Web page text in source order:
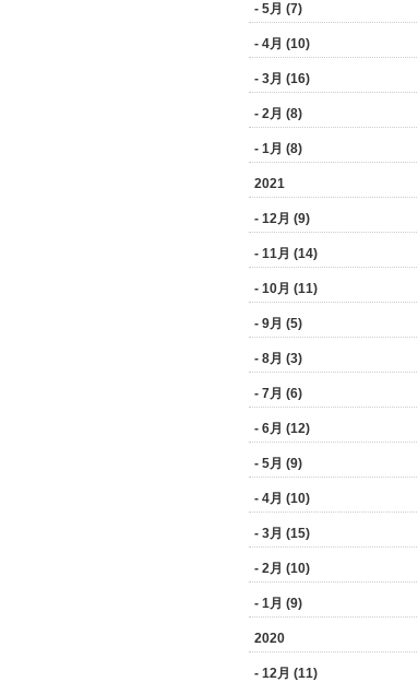
- 5月 (7)
- 4月 (10)
- 3月 (16)
- 2月 (8)
- 1月 (8)
2021
- 12月 (9)
- 11月 (14)
- 10月 (11)
- 9月 (5)
- 8月 (3)
- 7月 (6)
- 6月 (12)
- 5月 (9)
- 4月 (10)
- 3月 (15)
- 2月 (10)
- 1月 (9)
2020
- 12月 (11)